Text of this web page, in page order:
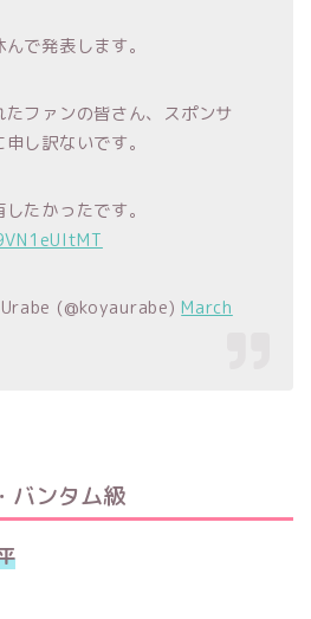
で発表します。
ファンの皆さん、スポンサ
し訳ないです。
たかったです。
(@koyaurabe)March
バンタム級